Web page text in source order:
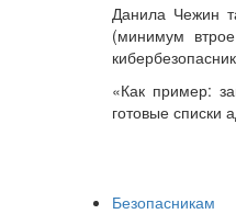
Данила Чежин
(минимум
«Как пример:
готовые списки
Безопасникам